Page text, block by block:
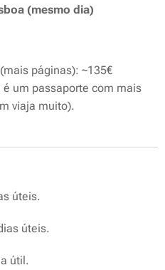
(mesmo dia)
páginas): ~135€
é um passaporte com mais
viaja muito).
úteis.
úteis.
útil.